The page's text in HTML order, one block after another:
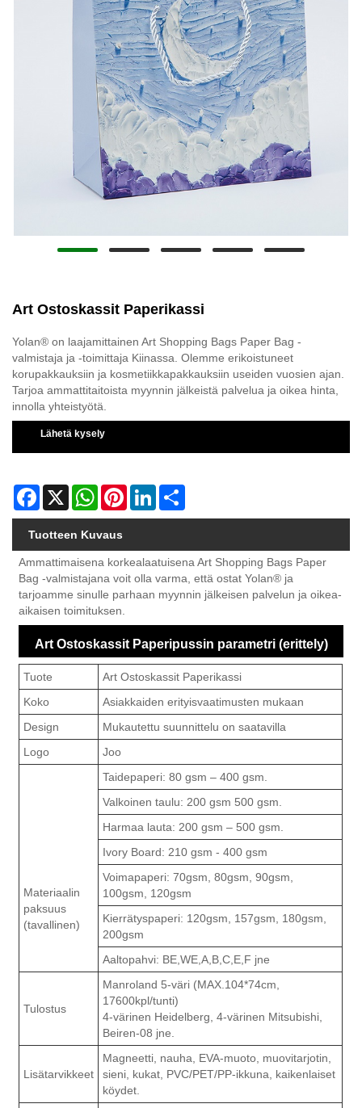
Art Ostoskassit Paperikassi
Yolan® on laajamittainen Art Shopping Bags Paper Bag -
valmistaja ja -toimittaja Kiinassa. Olemme erikoistuneet
korupakkauksiin ja kosmetiikkapakkauksiin useiden vuosien ajan.
Tarjoa ammattitaitoista myynnin jälkeistä palvelua ja oikea hinta,
innolla yhteistyötä.
Lähetä kysely
Facebook
X WhatsAppPinterestLinkedIn
Tuotteen Kuvaus
Ammattimaisena korkealaatuisena Art Shopping Bags Paper
Bag -valmistajana voit olla varma, että ostat Yolan® ja
tarjoamme sinulle parhaan myynnin jälkeisen palvelun ja oikea-
aikaisen toimituksen.
Art Ostoskassit Paperipussin parametri (erittely)
Tuote
Art Ostoskassit Paperikassi
Koko
Asiakkaiden erityisvaatimusten mukaan
Design
Mukautettu suunnittelu on saatavilla
Logo
Joo
Materiaalin
paksuus
(tavallinen)
Taidepaperi: 80 gsm – 400 gsm.
Valkoinen taulu: 200 gsm 500 gsm.
Harmaa lauta: 200 gsm – 500 gsm.
Ivory Board: 210 gsm - 400 gsm
Voimapaperi: 70gsm, 80gsm, 90gsm,
100gsm, 120gsm
Kierrätyspaperi: 120gsm, 157gsm, 180gsm,
200gsm
Aaltopahvi: BE,WE,A,B,C,E,F jne
Tulostus
Manroland 5-väri (MAX.104*74cm,
17600kpl/tunti)
4-värinen Heidelberg, 4-värinen Mitsubishi,
Beiren-08 jne.
Lisätarvikkeet
Magneetti, nauha, EVA-muoto, muovitarjotin,
sieni, kukat, PVC/PET/PP-ikkuna, kaikenlaiset
köydet.